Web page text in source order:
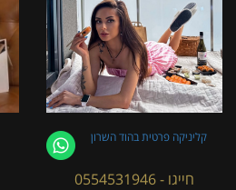
קליניקה פרטית בהוד השרון
חייגו - 0554531946